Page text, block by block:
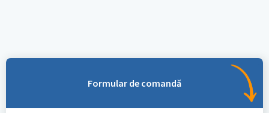
Formular de comandă